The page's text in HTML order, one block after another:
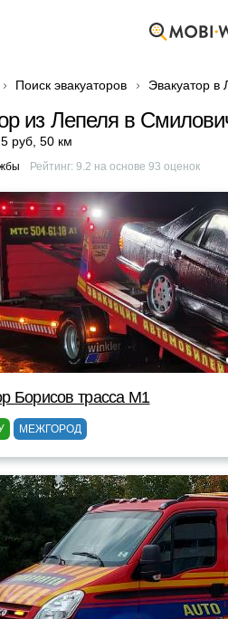
Поиск эвакуаторов Эвакуатор в
из Лепеля в
руб 50 км
Рейтинг: 9.2 на основе 93 оценок
Борисов трасса М1
МЕЖГОРОД